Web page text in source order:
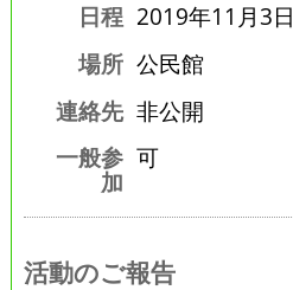
日程 2019年11月3日
場所 公民館
連絡先 非公開
一般参
加
可
活動のご報告